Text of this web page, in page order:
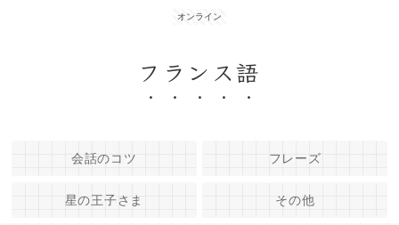
オンライン
フランス語
会話のコツ フレーズ
星の王子さま その他